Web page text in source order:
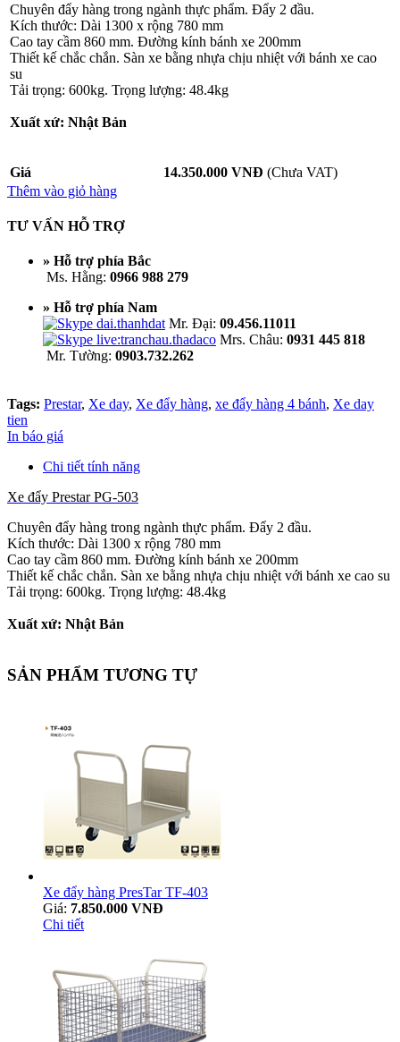
Chuyên đẩy hàng trong ngành thực phẩm. Đẩy 2 đầu.
Kích thước: Dài 1300 x rộng 780 mm
Cao tay cầm 860 mm. Đường kính bánh xe 200mm
Thiết kế chắc chắn. Sàn xe bằng nhựa chịu nhiệt với bánh xe cao
su
Tải trọng: 600kg. Trọng lượng: 48.4kg
Xuất xứ: Nhật Bản
Giá 14.350.000 VNĐ (Chưa VAT)
Thêm vào giỏ hàng
TƯ VẤN HỖ TRỢ
» Hỗ trợ phía Bắc
Ms. Hằng: 0966 988 279
» Hỗ trợ phía Nam
Mr. Đại: 09.456.11011
Mrs. Châu: 0931 445 818
Mr. Tường: 0903.732.262
Tags: Prestar, Xe day, Xe đẩy hàng, xe đẩy hàng 4 bánh, Xe day
tien
In báo giá
Chi tiết tính năng
Xe đẩy Prestar PG-503
Chuyên đẩy hàng trong ngành thực phẩm. Đẩy 2 đầu.
Kích thước: Dài 1300 x rộng 780 mm
Cao tay cầm 860 mm. Đường kính bánh xe 200mm
Thiết kế chắc chắn. Sàn xe bằng nhựa chịu nhiệt với bánh xe cao su
Tải trọng: 600kg. Trọng lượng: 48.4kg
Xuất xứ: Nhật Bản
SẢN PHẨM TƯƠNG TỰ
Xe đẩy hàng PresTar TF-403
Giá: 7.850.000 VNĐ
Chi tiết